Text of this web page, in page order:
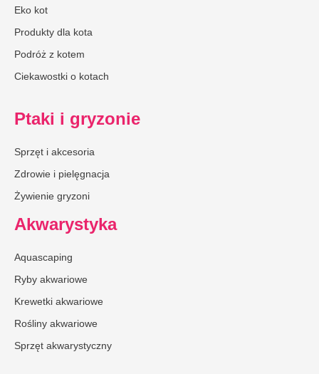
Eko kot
Produkty dla kota
Podróż z kotem
Ciekawostki o kotach
Ptaki i gryzonie
Sprzęt i akcesoria
Zdrowie i pielęgnacja
Żywienie gryzoni
Akwarystyka
Aquascaping
Ryby akwariowe
Krewetki akwariowe
Rośliny akwariowe
Sprzęt akwarystyczny